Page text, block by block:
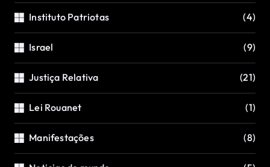
Instituto Patriotas (4)
Israel (9)
Justiça Relativa (21)
Lei Rouanet (1)
Manifestações (8)